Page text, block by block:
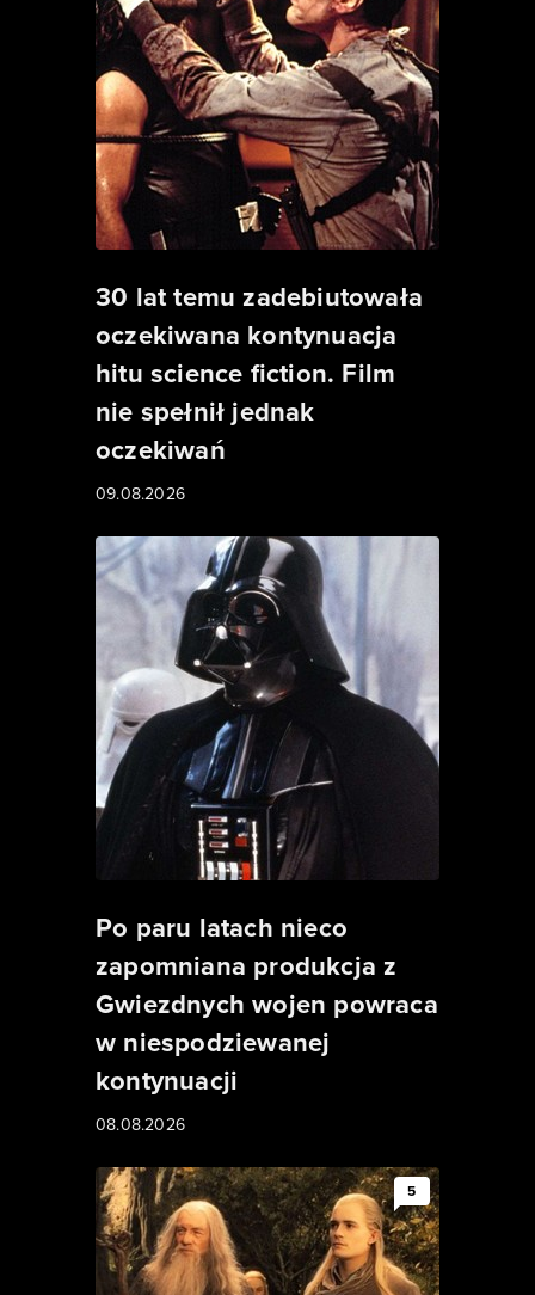
30 lat temu zadebiutowała
oczekiwana kontynuacja
hitu science fiction. Film
nie spełnił jednak
oczekiwań
09.08.2026
Po paru latach nieco
zapomniana produkcja z
Gwiezdnych wojen powraca
w niespodziewanej
kontynuacji
08.08.2026
5